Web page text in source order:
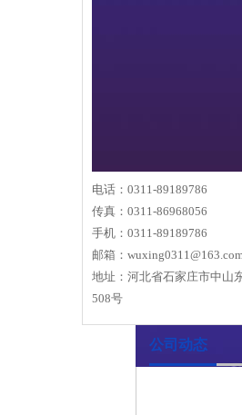
电话：0311-89189786
传真：0311-86968056
手机：0311-89189786
邮箱：
地址：河北省石家庄市中山
508号
公司动态